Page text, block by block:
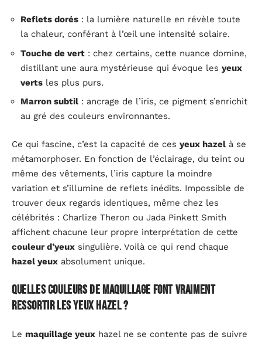
Reflets dorés : la lumière naturelle en révèle toute
la chaleur, conférant à l’œil une intensité solaire.
Touche de vert : chez certains, cette nuance domine,
distillant une aura mystérieuse qui évoque les yeux
verts les plus purs.
Marron subtil : ancrage de l’iris, ce pigment s’enrichit
au gré des couleurs environnantes.
Ce qui fascine, c’est la capacité de ces yeux hazel à se
métamorphoser. En fonction de l’éclairage, du teint ou
même des vêtements, l’iris capture la moindre
variation et s’illumine de reflets inédits. Impossible de
trouver deux regards identiques, même chez les
célébrités : Charlize Theron ou Jada Pinkett Smith
affichent chacune leur propre interprétation de cette
couleur d’yeux singulière. Voilà ce qui rend chaque
hazel yeux absolument unique.
Quelles couleurs de maquillage font vraiment
ressortir les yeux hazel ?
Le maquillage yeux hazel ne se contente pas de suivre